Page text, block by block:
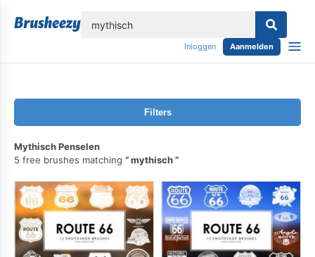
Inloggen Aanmelden
Filters
Mythisch Penselen
5 free brushes matching
mythisch